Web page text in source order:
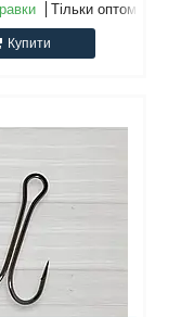
Тільки оптом
Купити